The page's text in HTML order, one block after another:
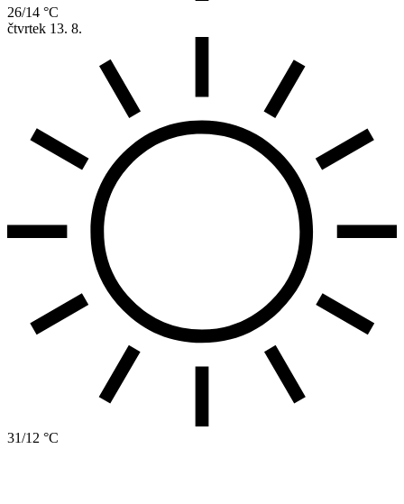
26/14 °C
čtvrtek 13. 8.
31/12 °C